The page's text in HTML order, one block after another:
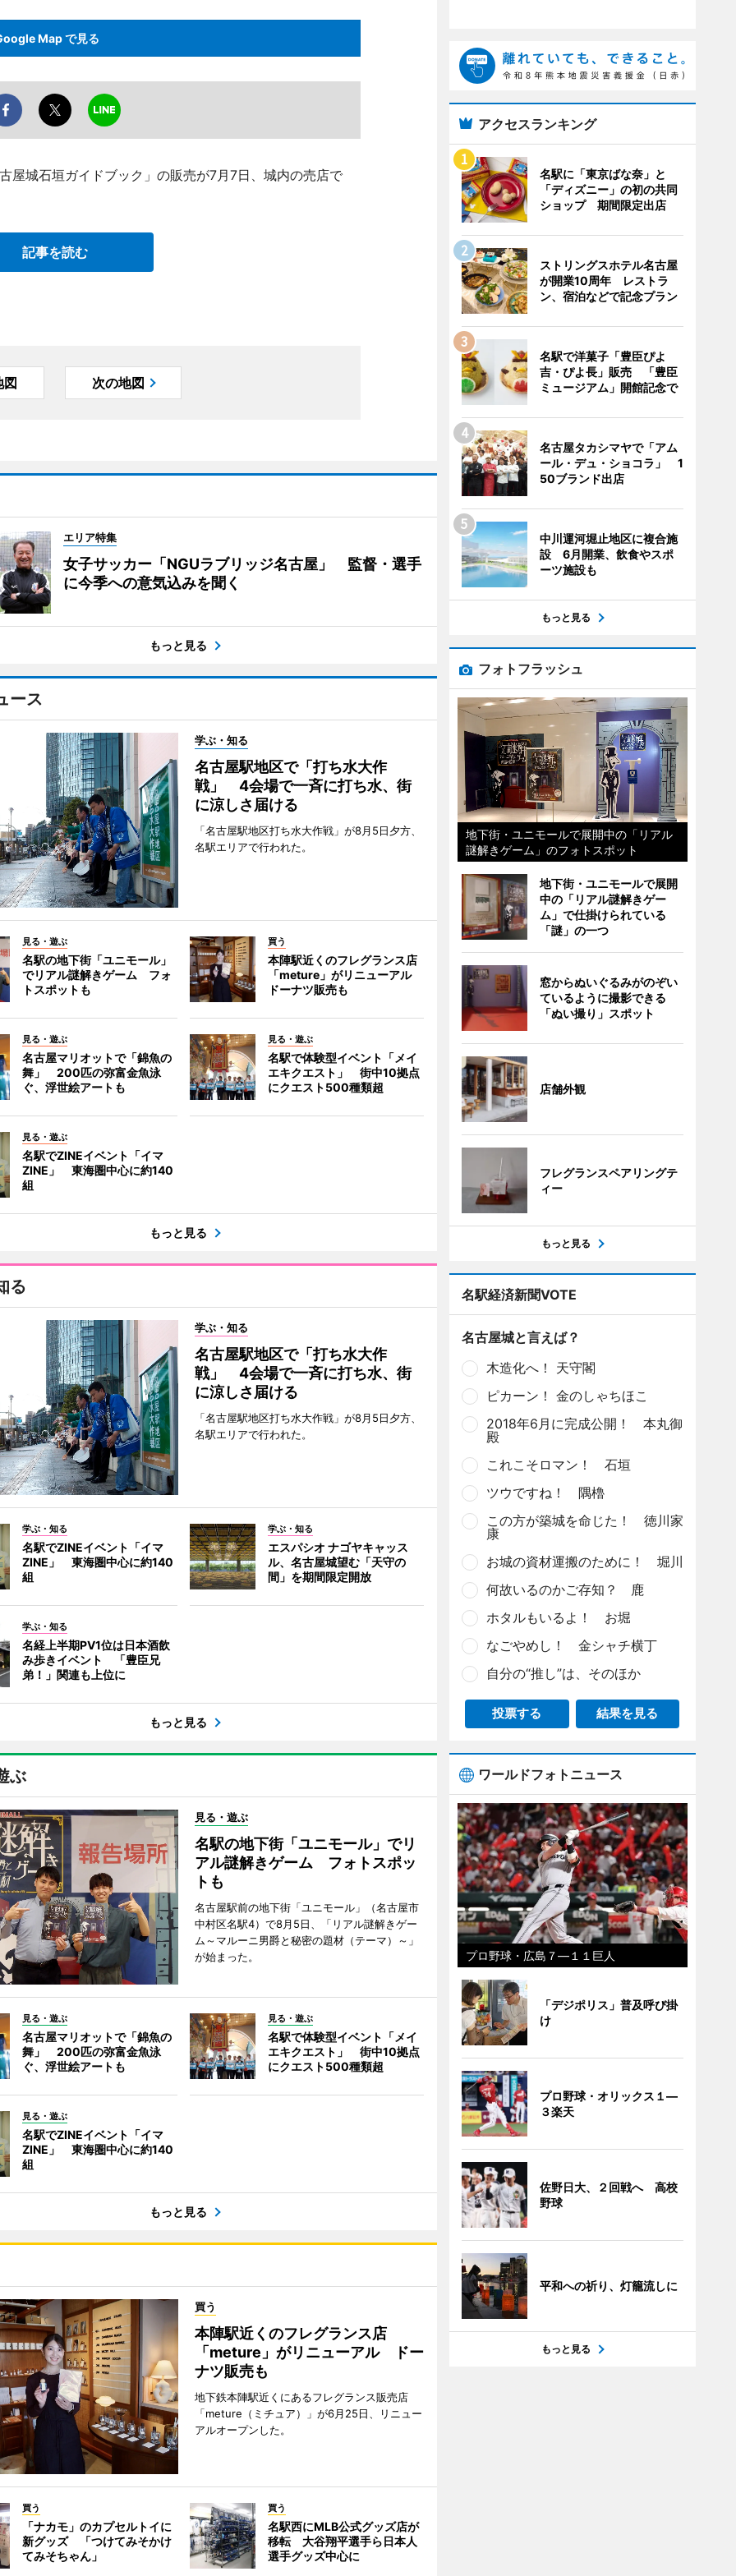
Map で見る
屋城石垣ガイドブック」の販売が7月7日、城内の売店で
記事を読む
図 次の地図
エリア特集
女子サッカー「NGUラブリッジ名古屋」 監督・選手
に今季への意気込みを聞く
もっと見る
ース
学ぶ・知る
名古屋駅地区で「打ち水大作
戦」 4会場で一斉に打ち水、街
に涼しさ届ける
「名古屋駅地区打ち水大作戦」が8月5日夕方、
名駅エリアで行われた。
見る・遊ぶ
名駅の地下街「ユニモール」
でリアル謎解きゲーム フォ
トスポットも
買う
本陣駅近くのフレグランス店
「meture」がリニューアル
ドーナツ販売も
見る・遊ぶ
名古屋マリオットで「錦魚の
舞」 200匹の弥富金魚泳
ぐ、浮世絵アートも
見る・遊ぶ
名駅で体験型イベント「メイ
エキクエスト」 街中10拠点
にクエスト500種類超
見る・遊ぶ
名駅でZINEイベント「イマ
ZINE」 東海圏中心に約140
組
もっと見る
る
学ぶ・知る
名古屋駅地区で「打ち水大作
戦」 4会場で一斉に打ち水、街
に涼しさ届ける
「名古屋駅地区打ち水大作戦」が8月5日夕方、
名駅エリアで行われた。
学ぶ・知る
名駅でZINEイベント「イマ
ZINE」 東海圏中心に約140
組
学ぶ・知る
エスパシオ ナゴヤキャッス
ル、名古屋城望む「天守の
間」を期間限定開放
学ぶ・知る
名経上半期PV1位は日本酒飲
み歩きイベント 「豊臣兄
弟！」関連も上位に
もっと見る
ぶ
見る・遊ぶ
名駅の地下街「ユニモール」でリ
アル謎解きゲーム フォトスポッ
トも
名古屋駅前の地下街「ユニモール」（名古屋市
中村区名駅4）で8月5日、「リアル謎解きゲー
ム～マルーニ男爵と秘密の題材（テーマ）～」
が始まった。
見る・遊ぶ
名古屋マリオットで「錦魚の
舞」 200匹の弥富金魚泳
ぐ、浮世絵アートも
見る・遊ぶ
名駅で体験型イベント「メイ
エキクエスト」 街中10拠点
にクエスト500種類超
見る・遊ぶ
名駅でZINEイベント「イマ
ZINE」 東海圏中心に約140
組
もっと見る
買う
本陣駅近くのフレグランス店
「meture」がリニューアル ドー
ナツ販売も
地下鉄本陣駅近くにあるフレグランス販売店
「meture（ミチュア）」が6月25日、リニュー
アルオープンした。
買う
「ナカモ」のカプセルトイに
新グッズ 「つけてみそかけ
てみそちゃん」
買う
名駅西にMLB公式グッズ店が
移転 大谷翔平選手ら日本人
選手グッズ中心に
アクセスランキング
名駅に「東京ばな奈」と
「ディズニー」の初の共同
ショップ 期間限定出店
ストリングスホテル名古屋
が開業10周年 レストラ
ン、宿泊などで記念プラン
名駅で洋菓子「豊臣ぴよ
吉・ぴよ長」販売 「豊臣
ミュージアム」開館記念で
名古屋タカシマヤで「アム
ール・デュ・ショコラ」 1
50ブランド出店
中川運河堀止地区に複合施
設 6月開業、飲食やスポ
ーツ施設も
もっと見る
フォトフラッシュ
地下街・ユニモールで展開中の「リアル
謎解きゲーム」のフォトスポット
地下街・ユニモールで展開
中の「リアル謎解きゲー
ム」で仕掛けられている
「謎」の一つ
窓からぬいぐるみがのぞい
ているように撮影できる
「ぬい撮り」スポット
店舗外観
フレグランスペアリングテ
ィー
もっと見る
名駅経済新聞VOTE
名古屋城と言えば？
木造化へ！ 天守閣
ピカーン！ 金のしゃちほこ
2018年6月に完成公開！ 本丸御
殿
これこそロマン！ 石垣
ツウですね！ 隅櫓
この方が築城を命じた！ 徳川家
康
お城の資材運搬のために！ 堀川
何故いるのかご存知？ 鹿
ホタルもいるよ！ お堀
なごやめし！ 金シャチ横丁
自分の“推し”は、そのほか
投票する 結果を見る
ワールドフォトニュース
プロ野球・広島７―１１巨人
「デジポリス」普及呼び掛
け
プロ野球・オリックス１―
３楽天
佐野日大、２回戦へ 高校
野球
平和への祈り、灯籠流しに
もっと見る